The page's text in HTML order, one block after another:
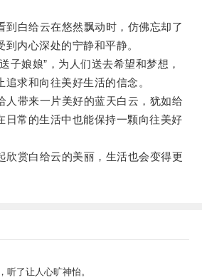
白给云在悠然飘动时，仿佛忘却了
内心深处的宁静和平静。
娘娘”，为人们送去希望和梦想，
求和向往美好生活的信念。
带来一片美好的蓝天白云，犹如给
日常的生活中也能保持一颗向往美好
赏白给云的美丽，生活也会变得更
听了让人心旷神怡。